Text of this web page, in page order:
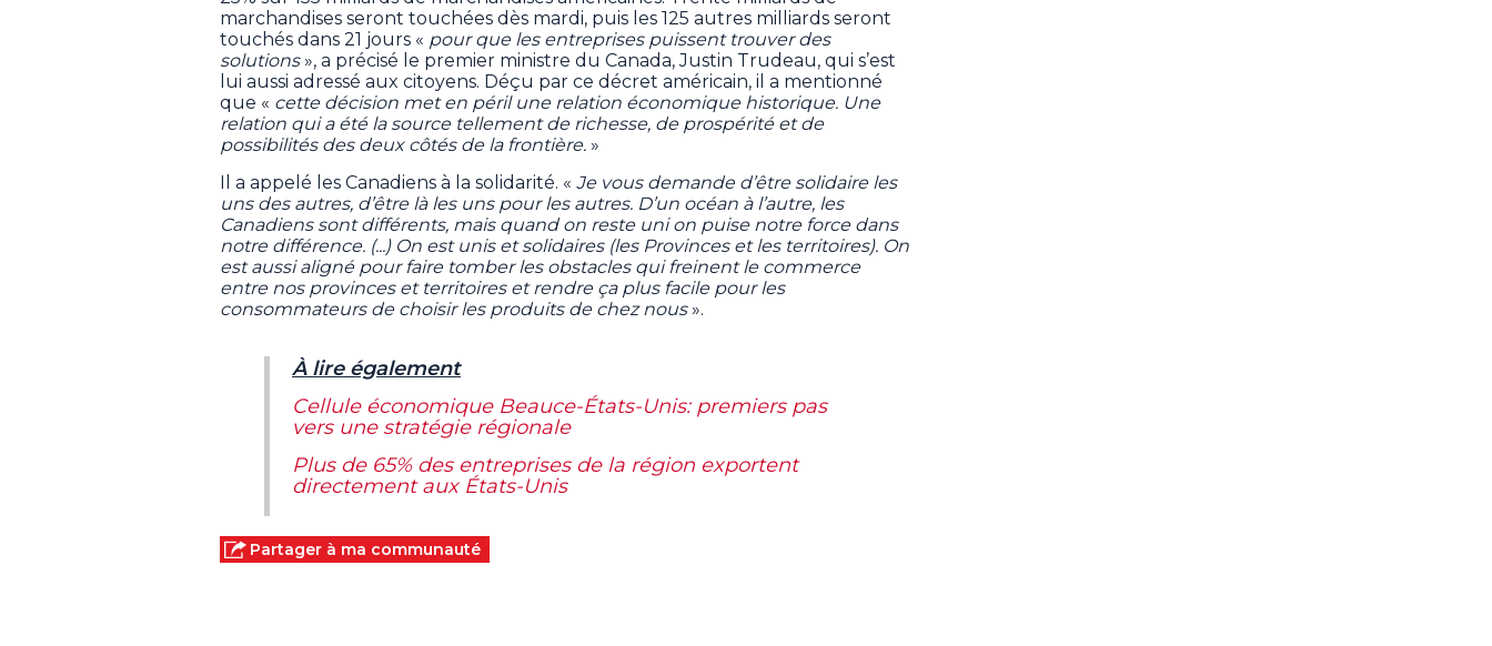
marchandises seront touchées dès mardi, puis les 125 autres milliards seront
touchés dans 21 jours « pour que les entreprises puissent trouver des
solutions», a précisé le premier ministre du Canada, Justin Trudeau, qui s’est
lui aussi adressé aux citoyens. Déçu par ce décret américain, il a mentionné
que « cette décision met en péril une relation économique historique. Une
relation qui a été la source tellement de richesse, de prospérité et de
possibilités des deux côtés de la frontière. »
Il a appelé les Canadiens à la solidarité. « Je vous demande d’être solidaire les
uns des autres, d’être là les uns pour les autres. D’un océan à l’autre, les
Canadiens sont différents, mais quand on reste uni on puise notre force dans
notre différence. (...) On est unis et solidaires (les Provinces et les territoires). On
est aussi aligné pour faire tomber les obstacles qui freinent le commerce
entre nos provinces et territoires et rendre ça plus facile pour les
consommateurs de choisir les produits de chez nous».
À lire également
Cellule économique Beauce-États-Unis: premiers pas
vers une stratégie régionale
Plus de 65% des entreprises de la région exportent
directement aux États-Unis
Partager à ma communauté